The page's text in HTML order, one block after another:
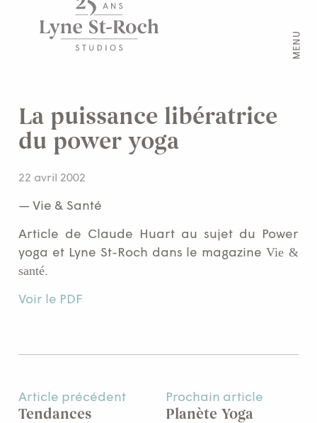
MENU
La puissance libératrice
du power yoga
22 avril 2002
— Vie & Santé
Article de Claude Huart au sujet du Power
yoga et Lyne St-Roch dans le magazineVie &
santé.
Voir le PDF
Article précédent
Tendances
Prochain article
Planète Yoga